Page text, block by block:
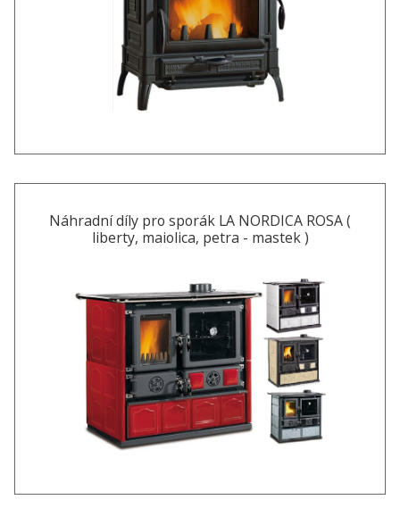
Náhradní díly pro sporák LA NORDICA ROSA (
liberty, maiolica, petra - mastek )